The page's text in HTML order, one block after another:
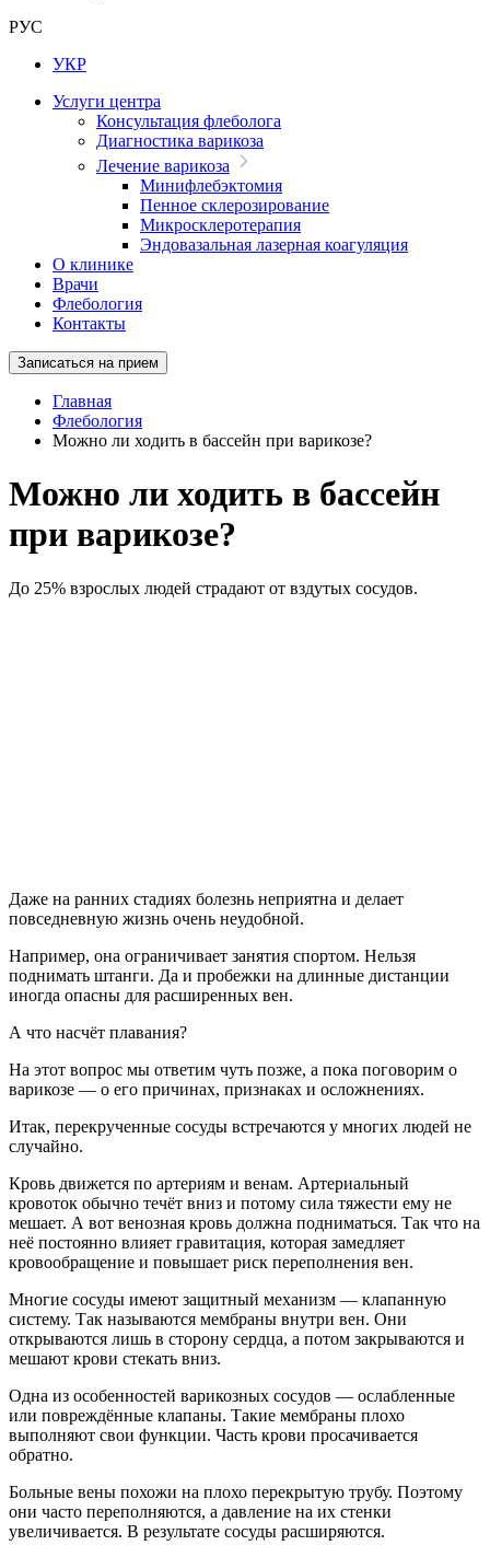
РУС
УКР
Услуги центра
Консультация флеболога
Диагностика варикоза
Лечение варикоза
Минифлебэктомия
Пенное склерозирование
Микросклеротерапия
Эндовазальная лазерная коагуляция
О клинике
Врачи
Флебология
Контакты
Записаться на прием
Главная
Флебология
Можно ли ходить в бассейн при варикозе?
Можно ли ходить в бассейн
при варикозе?
До 25% взрослых людей страдают от вздутых сосудов.
Даже на ранних стадиях болезнь неприятна и делает
повседневную жизнь очень неудобной.
Например, она ограничивает занятия спортом. Нельзя
поднимать штанги. Да и пробежки на длинные дистанции
иногда опасны для расширенных вен.
А что насчёт плавания?
На этот вопрос мы ответим чуть позже, а пока поговорим о
варикозе — о его причинах, признаках и осложнениях.
Итак, перекрученные сосуды встречаются у многих людей не
случайно.
Кровь движется по артериям и венам. Артериальный
кровоток обычно течёт вниз и потому сила тяжести ему не
мешает. А вот венозная кровь должна подниматься. Так что на
неё постоянно влияет гравитация, которая замедляет
кровообращение и повышает риск переполнения вен.
Многие сосуды имеют защитный механизм — клапанную
систему. Так называются мембраны внутри вен. Они
открываются лишь в сторону сердца, а потом закрываются и
мешают крови стекать вниз.
Одна из особенностей варикозных сосудов — ослабленные
или повреждённые клапаны. Такие мембраны плохо
выполняют свои функции. Часть крови просачивается
обратно.
Больные вены похожи на плохо перекрытую трубу. Поэтому
они часто переполняются, а давление на их стенки
увеличивается. В результате сосуды расширяются.